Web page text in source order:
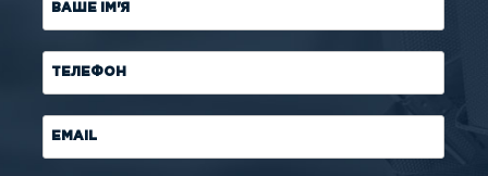
ВАШЕ ІМ'Я
ТЕЛЕФОН
EMAIL